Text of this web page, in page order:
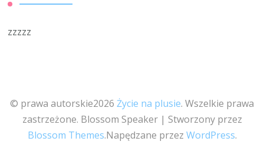
zzzzz
© prawa autorskie2026 Życie na plusie. Wszelkie prawa
zastrzeżone. Blossom Speaker | Stworzony przez
Blossom Themes.Napędzane przez WordPress.